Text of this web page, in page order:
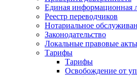
Единая информационная
Реестр переводчиков
Нотариальное
Законодательство
Локальные правовые
Тарифы
Тарифы
Освобождение от